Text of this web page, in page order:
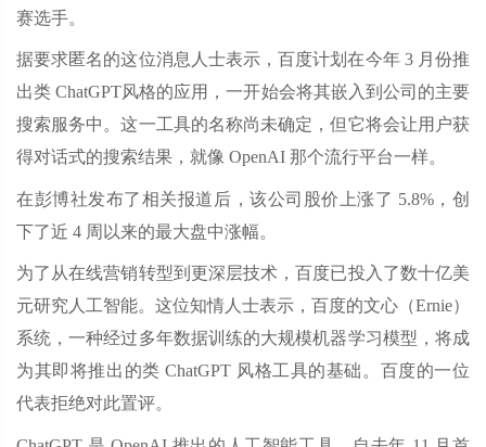
赛选手。
据要求匿名的这位消息人士表示，百度计划在今年 3 月份推
出类 ChatGPT风格的应用，一开始会将其嵌入到公司的主要
搜索服务中。这一工具的名称尚未确定，但它将会让用户获
得对话式的搜索结果，就像 OpenAI 那个流行平台一样。
在彭博社发布了相关报道后，该公司股价上涨了 5.8%，创
下了近 4 周以来的最大盘中涨幅。
为了从在线营销转型到更深层技术，百度已投入了数十亿美
元研究人工智能。这位知情人士表示，百度的文心（Ernie）
系统，一种经过多年数据训练的大规模机器学习模型，将成
为其即将推出的类 ChatGPT 风格工具的基础。百度的一位
代表拒绝对此置评。